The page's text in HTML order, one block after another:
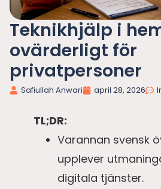
Teknikhjälp i
ovärderligt för
privatpersoner
Safiullah Anwari april 28, 2026
TL;DR:
Varannan svensk
upplever
digitala tjänster.